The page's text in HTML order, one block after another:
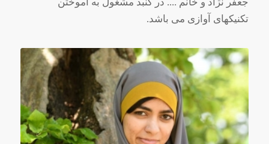
تکنیکهای آوازی می باشد.